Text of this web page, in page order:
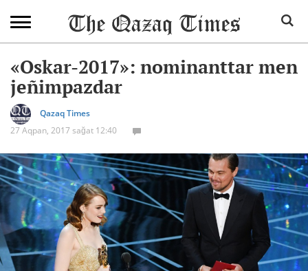
«Oskar-2017»: nominanttar men
jeñimpazdar
Qazaq Times
27 Aqpan, 2017 sağat 12:40